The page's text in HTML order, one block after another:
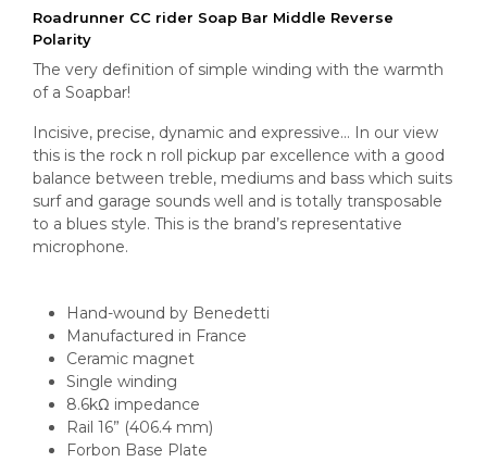
Roadrunner CC rider Soap Bar Middle Reverse
Polarity
The very definition of simple winding with the warmth
of a Soapbar!
Incisive, precise, dynamic and expressive… In our view
this is the rock n roll pickup par excellence with a good
balance between treble, mediums and bass which suits
surf and garage sounds well and is totally transposable
to a blues style. This is the brand’s representative
microphone.
Hand-wound by Benedetti
Manufactured in France
Ceramic magnet
Single winding
8.6kΩ impedance
Rail 16” (406.4 mm)
Forbon Base Plate